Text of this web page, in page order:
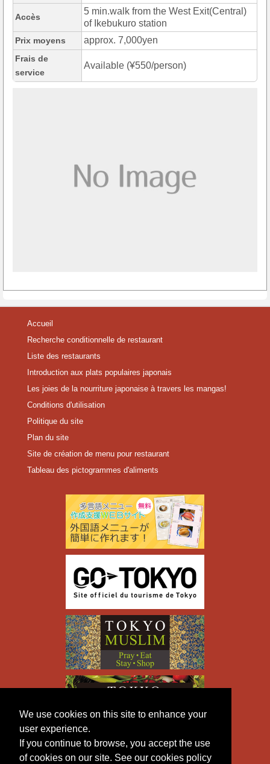
We use cookies on this site to enhance your
user experience.
If you continue to browse, you accept the use
of cookies on our site. See our cookies policy
Accès
5 min.walk from the West Exit(Central)
of Ikebukuro station
Prix moyens approx. 7,000yen
Frais de
service
Available (¥550/person)
Accueil
Recherche conditionnelle de restaurant
Liste des restaurants
Introduction aux plats populaires japonais
Les joies de la nourriture japonaise à travers les mangas!
Conditions d'utilisation
Politique du site
Plan du site
Site de création de menu pour restaurant
Tableau des pictogrammes d'aliments